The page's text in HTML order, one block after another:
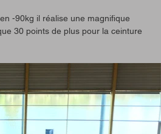
-90kg il réalise une magnifique
30 points de plus pour la ceinture